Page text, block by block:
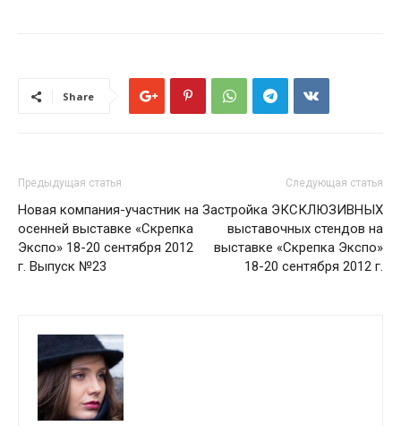
Share
Предыдущая статья
Новая компания-участник на
осенней выставке «Скрепка
Экспо» 18-20 сентября 2012
г. Выпуск №23
Следующая статья
Застройка ЭКСКЛЮЗИВНЫХ
выставочных стендов на
выставке «Скрепка Экспо»
18-20 сентября 2012 г.